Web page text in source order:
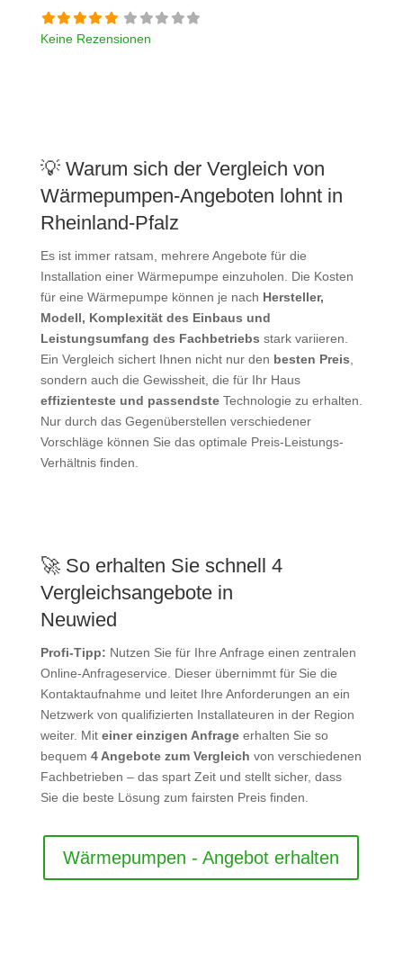
Keine Rezensionen
💡 Warum sich der Vergleich von
Wärmepumpen-Angeboten lohnt in
Rheinland-Pfalz
Es ist immer ratsam, mehrere Angebote für die
Installation einer Wärmepumpe einzuholen. Die Kosten
für eine Wärmepumpe können je nach Hersteller,
Modell, Komplexität des Einbaus und
Leistungsumfang des Fachbetriebs stark variieren.
Ein Vergleich sichert Ihnen nicht nur den besten Preis,
sondern auch die Gewissheit, die für Ihr Haus
effizienteste und passendsteTechnologie zu erhalten.
Nur durch das Gegenüberstellen verschiedener
Vorschläge können Sie das optimale Preis-Leistungs-
Verhältnis finden.
🚀 So erhalten Sie schnell 4
Vergleichsangebote in
Neuwied
Profi-Tipp: Nutzen Sie für Ihre Anfrage einen zentralen
Online-Anfrageservice. Dieser übernimmt für Sie die
Kontaktaufnahme und leitet Ihre Anforderungen an ein
Netzwerk von qualifizierten Installateuren in der Region
weiter. Mit einer einzigen Anfrageerhalten Sie so
bequem 4 Angebote zum Vergleich von verschiedenen
Fachbetrieben – das spart Zeit und stellt sicher, dass
Sie die beste Lösung zum fairsten Preis finden.
Wärmepumpen - Angebot erhalten